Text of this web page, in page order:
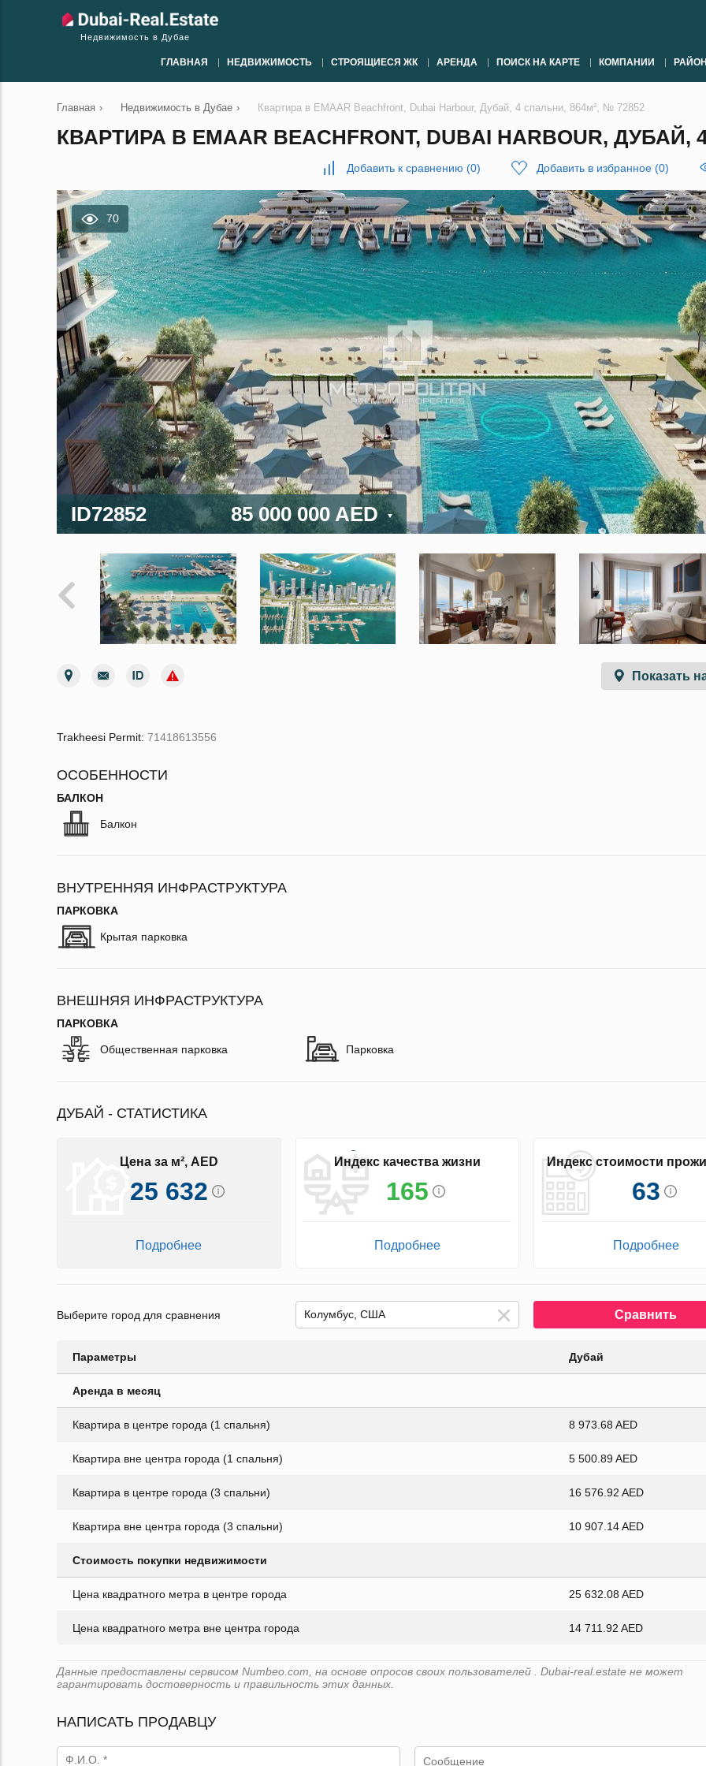
Недвижимость в Дубае
ГЛАВНАЯ НЕДВИЖИМОСТЬ СТРОЯЩИЕСЯ ЖК АРЕНДА ПОИСК НА КАРТЕ КОМПАНИИ
Главная › Недвижимость в Дубае › Квартира в EMAAR Beachfront, Dubai Harbour, Дубай, 4 спальни, 864м², № 72852
КВАРТИРА В EMAAR BEACHFRONT, DUBAI HARBOUR,
Добавить к сравнению (0) Добавить в избранное (0)
70
ID72852 85 000 000 AED
Показать
Trakheesi Permit: 71418613556
ОСОБЕННОСТИ
БАЛКОН
Балкон
ВНУТРЕННЯЯ ИНФРАСТРУКТУРА
ПАРКОВКА
Крытая парковка
ВНЕШНЯЯ ИНФРАСТРУКТУРА
ПАРКОВКА
Общественная парковка Парковка
ДУБАЙ - СТАТИСТИКА
Цена за м², AED
25 632
Подробнее
Индекс качества жизни
165
Подробнее
Индекс стоимости
63
Подробнее
Выберите город для сравнения Сравнить
Параметры Дубай
Аренда в месяц
Квартира в центре города (1 спальня) 8 973.68 AED
Квартира вне центра города (1 спальня) 5 500.89 AED
Квартира в центре города (3 спальни) 16 576.92 AED
Квартира вне центра города (3 спальни) 10 907.14 AED
Стоимость покупки недвижимости
Цена квадратного метра в центре города 25 632.08 AED
Цена квадратного метра вне центра города 14 711.92 AED
Данные предоставлены сервисом Numbeo.com, на основе опросов своих пользователей . Dubai-real.estate не может
гарантировать достоверность и правильность этих данных.
НАПИСАТЬ ПРОДАВЦУ